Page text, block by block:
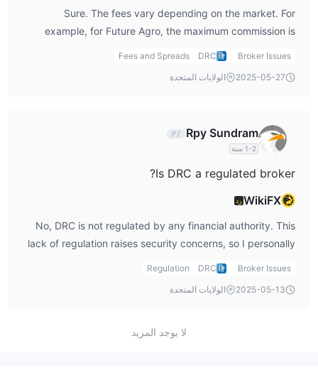
Sure. The fees vary depending on the market. For
example, for Future Agro, the maximum commission is
0.25%, and for DER.MARKET, it’s 0.1%. On the equity side,
charges around 0.08%.
Broker Issues
DRC
Fees and Spreads
2025-05-27
الولايات المتحدة
Rpy Sundram
1-2 سنة
Is DRC a regulated broker?
WikiFXرد
No, DRC is not regulated by any financial authority. This
lack of regulation raises security concerns, so I personally
stay cautious when using platforms like this. If you're
risks first.
Broker Issues
DRC
Regulation
2025-05-13
الولايات المتحدة
لا يوجد المزيد